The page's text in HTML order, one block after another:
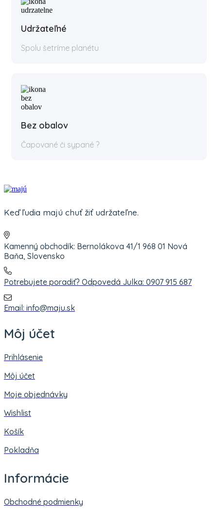
Udržateľné
Spolu šetríme planétu
Bez obalov
Čapované či sypané ?
Keď ľudia majú chuť žiť udržateľne.
Kamenný obchodík: Bernolákova 41/1 968 01 Nová
Baňa, Slovensko
Potrebujete poradiť? Odpovedá Julka: 0907 915 687
Email: info@maju.sk
Môj účet
Prihlásenie
Môj účet
Moje objednávky
Wishlist
Košík
Pokladňa
Informácie
Obchodné podmienky